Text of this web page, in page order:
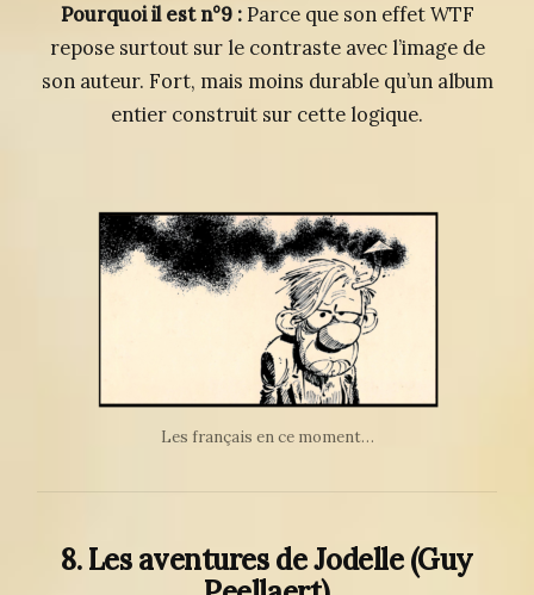
Pourquoi il est n°9 :Parce que son effet WTF
repose surtout sur le contraste avec l’image de
son auteur. Fort, mais moins durable qu’un album
entier construit sur cette logique.
Les français en ce moment…
8. Les aventures de Jodelle(Guy